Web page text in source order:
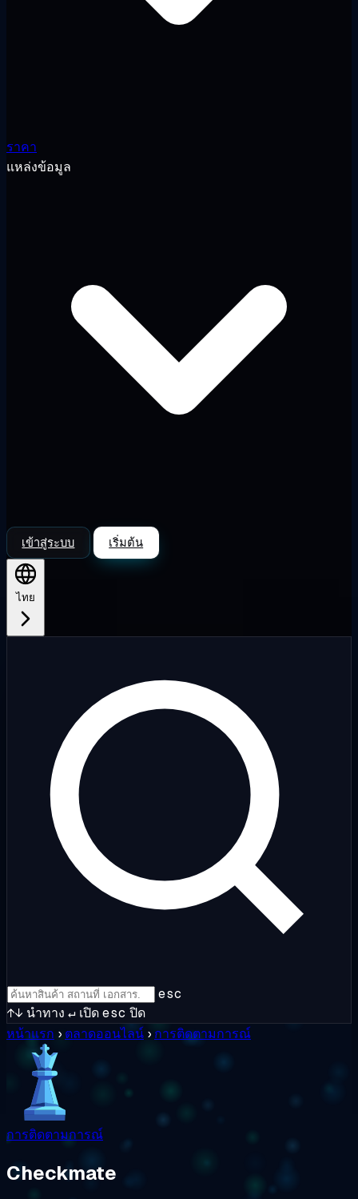
ราคา
แหล่งข้อมูล
เข้าสู่ระบบ เริ่มต้น
ไทย
esc
↑↓ นำทาง ↵ เปิดesc ปิด
หน้าแรก › ตลาดออนไลน์ › การติดตามการณ์
การติดตามการณ์
Checkmate